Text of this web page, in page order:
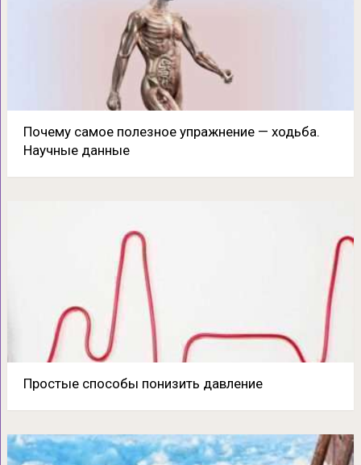
Почему самое полезное упражнение — ходьба.
Научные данные
Простые способы понизить давление